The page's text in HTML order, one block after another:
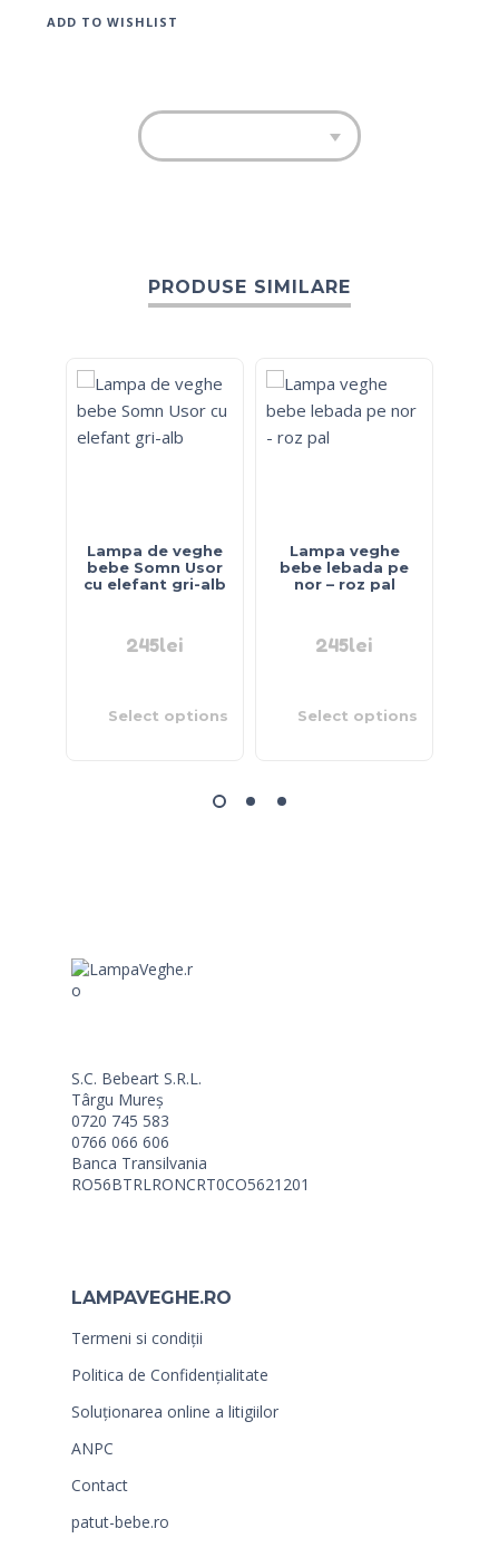
ADD TO WISHLIST
PRODUSE SIMILARE
Lampa de veghe
bebe Somn Usor
cu elefant gri-alb
245lei
Select options
Lampa veghe
bebe lebada pe
nor – roz pal
245lei
Select options
S.C. Bebeart S.R.L.
Târgu Mureș
0720 745 583
0766 066 606
Banca Transilvania
RO56BTRLRONCRT0CO5621201
LAMPAVEGHE.RO
Termeni si condiții
Politica de Confidențialitate
Soluționarea online a litigiilor
ANPC
Contact
patut-bebe.ro